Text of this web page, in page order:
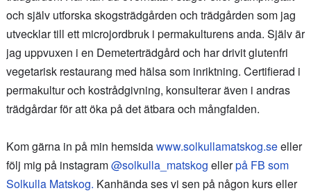
och själv utforska skogsträdgården och trädgården som jag
utvecklar till ett microjordbruk i permakulturens anda. Själv är
jag uppvuxen i en Demeterträdgård och har drivit glutenfri
vegetarisk restaurang med hälsa som inriktning. Certifierad i
permakultur och kostrådgivning, konsulterar även i andras
trädgårdar för att öka på det ätbara och mångfalden.
Kom gärna in på min hemsidawww.solkullamatskog.seeller
följ mig på instagram@solkulla_matskog ellerpå FB som
Solkulla Matskog. Kanhända ses vi sen på någon kurs eller